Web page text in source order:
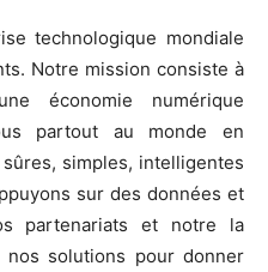
technologique mondiale
Notre mission consiste à
économie numérique
partout au monde en
simples, intelligentes
sur des données et
partenariats et notre la
solutions pour donner